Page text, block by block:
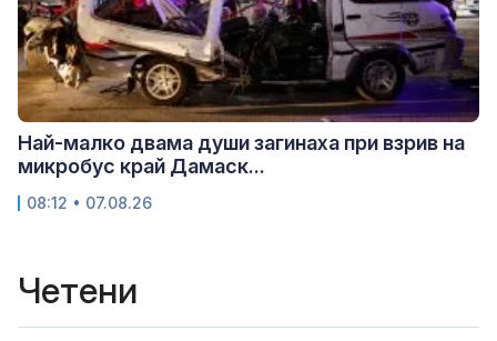
Най-малко двама души загинаха при взрив на
микробус край Дамаск...
08:12 • 07.08.26
Четени